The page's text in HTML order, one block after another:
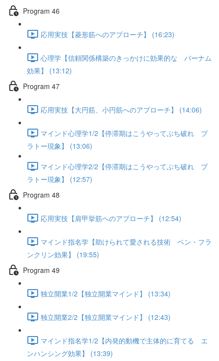
Program 46
応用実技【菱形筋へのアプローチ】 (16:23)
心理学【信頼関係構築のきっかけに効果的な バーナム
効果】 (13:12)
Program 47
応用実技【大円筋、小円筋へのアプローチ】 (14:06)
マインド心理学1/2【停滞期はこうやってぶち破れ プ
ラトー現象】 (13:06)
マインド心理学2/2【停滞期はこうやってぶち破れ プ
ラトー現象】 (12:57)
Program 48
応用実技【肩甲挙筋へのアプローチ】 (12:54)
マインド指名学【助けられて愛される技術 ベン・フラ
ンクリン効果】 (19:55)
Program 49
独立開業1/2【独立開業マインド】 (13:34)
独立開業2/2【独立開業マインド】 (12:43)
マインド指名学1/2【内発的動機で主体的に育てる エ
ンハンシング効果】 (13:39)